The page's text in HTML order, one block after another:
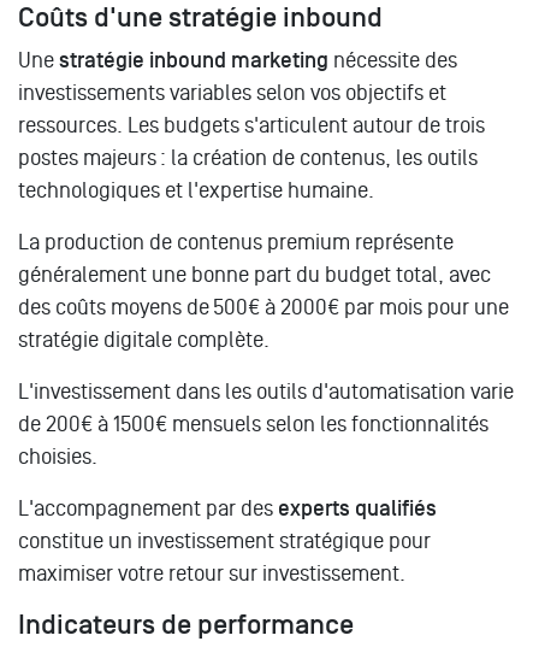
Coûts d'une stratégie inbound
Une stratégie inbound marketing nécessite des
investissements variables selon vos objectifs et
ressources. Les budgets s'articulent autour de trois
postes majeurs : la création de contenus, les outils
technologiques et l'expertise humaine.
La production de contenus premium représente
généralement une bonne part du budget total, avec
des coûts moyens de 500€ à 2000€ par mois pour une
stratégie digitale complète.
L'investissement dans les outils d'automatisation varie
de 200€ à 1500€ mensuels selon les fonctionnalités
choisies.
L'accompagnement par des experts qualifiés
constitue un investissement stratégique pour
maximiser votre retour sur investissement.
Indicateurs de performance